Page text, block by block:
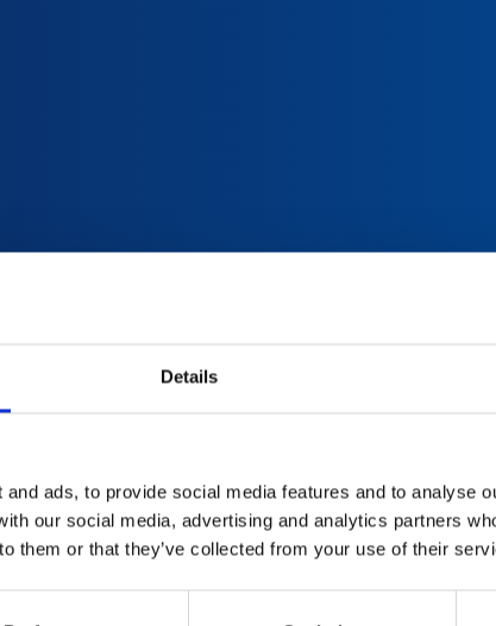
Details
ads, to provide social media features and to analyse
our social media, advertising and analytics partners
them or that they’ve collected from your use of their